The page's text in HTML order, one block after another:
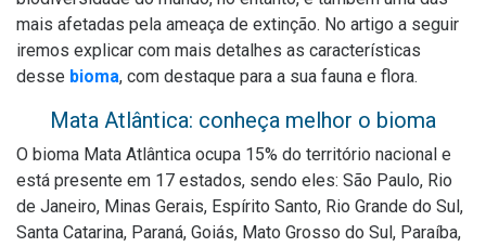
mais afetadas pela ameaça de extinção. No artigo a seguir
iremos explicar com mais detalhes as características
desse bioma, com destaque para a sua fauna e flora.
Mata Atlântica: conheça melhor o bioma
O bioma Mata Atlântica ocupa 15% do território nacional e
está presente em 17 estados, sendo eles: São Paulo, Rio
de Janeiro, Minas Gerais, Espírito Santo, Rio Grande do Sul,
Santa Catarina, Paraná, Goiás, Mato Grosso do Sul, Paraíba,